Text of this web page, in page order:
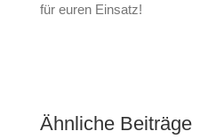
für euren Einsatz!
Ähnliche Beiträge